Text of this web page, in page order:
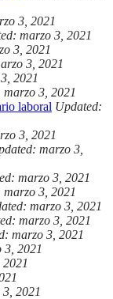
3, 2021
marzo 3, 2021
3, 2021
3, 2021
2021
3, 2021
laboral Updated:
3, 2021
marzo 3,
marzo 3, 2021
3, 2021
marzo 3, 2021
marzo 3, 2021
marzo 3, 2021
3, 2021
2021